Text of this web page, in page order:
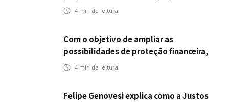
empregabilidade
4 min de leitura
Com o objetivo de ampliar as
possibilidades de proteção financeira,
Icatu Seguros eleva capital segurado
4 min de leitura
Felipe Genovesi explica como a Justos